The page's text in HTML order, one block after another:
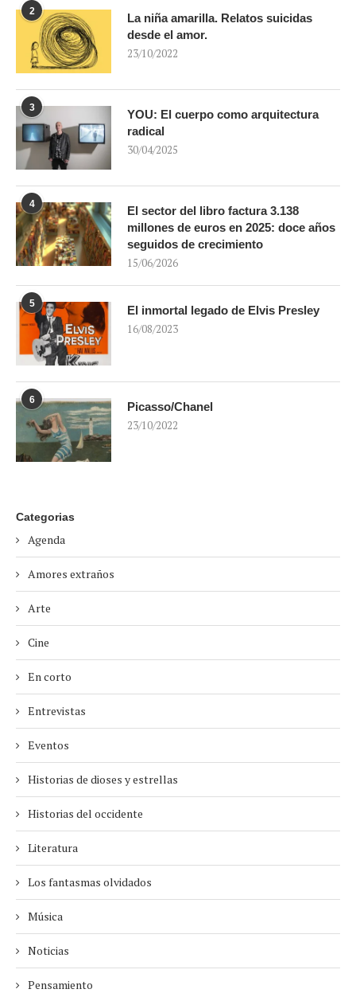
2
La niña amarilla. Relatos suicidas
desde el amor.
23/10/2022
3
YOU: El cuerpo como arquitectura
radical
30/04/2025
4
El sector del libro factura 3.138
millones de euros en 2025: doce años
seguidos de crecimiento
15/06/2026
5
El inmortal legado de Elvis Presley
16/08/2023
6
Picasso/Chanel
23/10/2022
Categorias
Agenda
Amores extraños
Arte
Cine
En corto
Entrevistas
Eventos
Historias de dioses y estrellas
Historias del occidente
Literatura
Los fantasmas olvidados
Música
Noticias
Pensamiento